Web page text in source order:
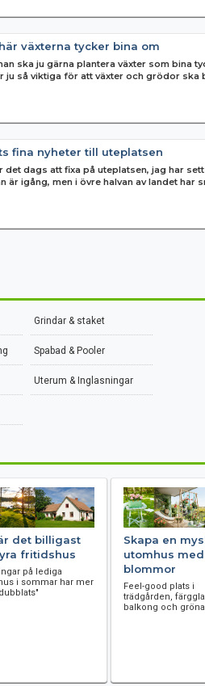
växterna tycker bina om
ska ju gärna plantera växter som bina
ju så viktiga för att växter och grödor ska
fina nyheter till uteplatsen
det dags att fixa på uteplatsen, jag har
är igång, men i övre halvan av landet har
Grindar & staket
Spabad & Pooler
Uterum & Inglasningar
det billigast
fritidshus
på lediga
i sommar har mer
Skapa en
utomhus med
blommor
Feel-good plats i
trädgården,
balkong och